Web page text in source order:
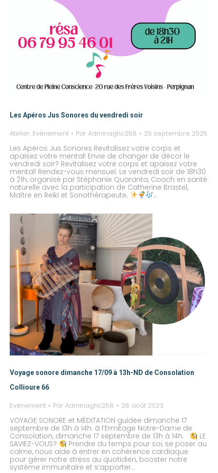
Les Apéros Jus Sonores du vendredi soir
Atelier, Evènement Par Adminaghc258 25 septembre 2025
Les Apéros Jus Sonores Revitalisez votre corps et
apaisez votre mental! Envie de changer de décor le
vendredi soir? Revitalisez votre corps et apaisez votre
mental! Rendez-vous mensuel: Le vendredi soir de 18h30
à 21h, organisé par Stéphanie Quaranta, Coach en santé
naturelle avec la participation de Catherine Brastel,
Maître en Reiki et Sonothérapeute.
…
Voyage sonore dimanche 17/09 à 13h-ND de Consolation
Collioure 66
Evènement Par Adminaghc258 28 août 2023
VOYAGE SONORE et MÉDITATION guidée dimanche 17
septembre de 13h à 14h. à l’Ermitage Notre-Dame de
Consolation, dimanche 17 septembre de 13h à 14h.
LE
SAVIEZ-VOUS?
Prendre du temps pour soi, se poser au
calme, nous aide à entrer en cohérence cardiaque
pour gérer notre stress au quotidien, booster notre
système immunitaire et s’apporter…